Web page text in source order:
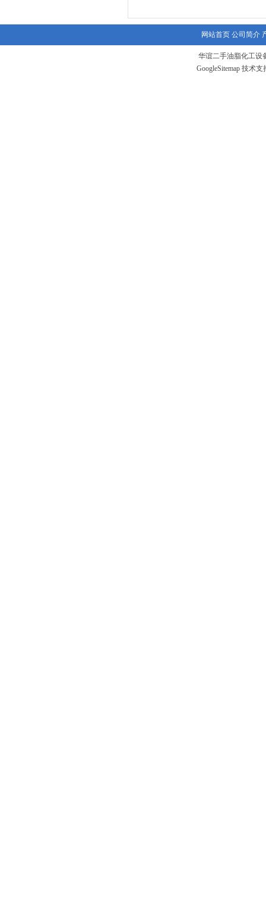
网站首页 公司简介
华谊二手油脂化工设
GoogleSitemap 技术支